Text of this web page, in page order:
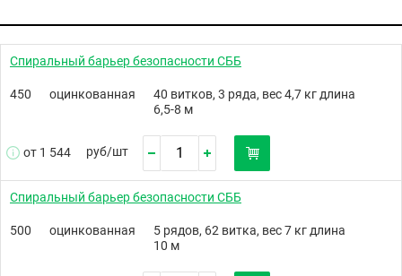
Спиральный барьер безопасности СББ
450 оцинкованная
40 витков, 3 ряда, вес 4,7 кг длина
6,5-8 м
от 1 544 руб/шт
Спиральный барьер безопасности СББ
500 оцинкованная
5 рядов, 62 витка, вес 7 кг длина
10 м